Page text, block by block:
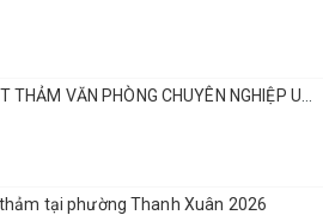
tại phường Thanh Xuân 2026